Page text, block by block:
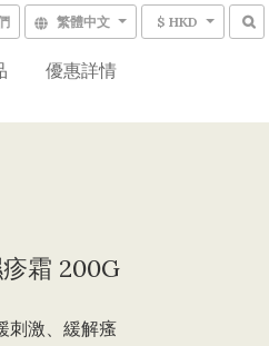
繁體中文 $ HKD
優惠詳情
霜 200G
刺激、緩解瘙